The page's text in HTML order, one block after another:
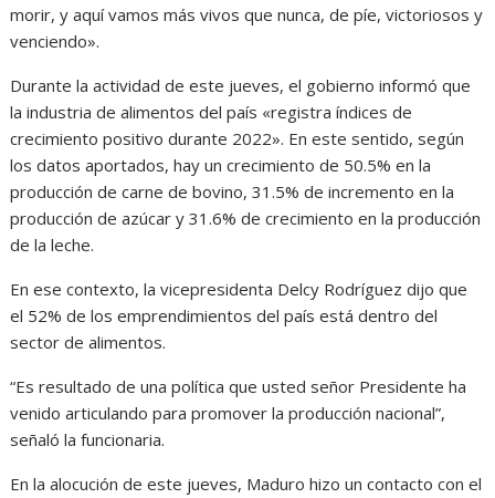
morir, y aquí vamos más vivos que nunca, de píe, victoriosos y
venciendo».
Durante la actividad de este jueves, el gobierno informó que
la industria de alimentos del país «registra índices de
crecimiento positivo durante 2022». En este sentido, según
los datos aportados, hay un crecimiento de 50.5% en la
producción de carne de bovino, 31.5% de incremento en la
producción de azúcar y 31.6% de crecimiento en la producción
de la leche.
En ese contexto, la vicepresidenta Delcy Rodríguez dijo que
el 52% de los emprendimientos del país está dentro del
sector de alimentos.
“Es resultado de una política que usted señor Presidente ha
venido articulando para promover la producción nacional”,
señaló la funcionaria.
En la alocución de este jueves, Maduro hizo un contacto con el